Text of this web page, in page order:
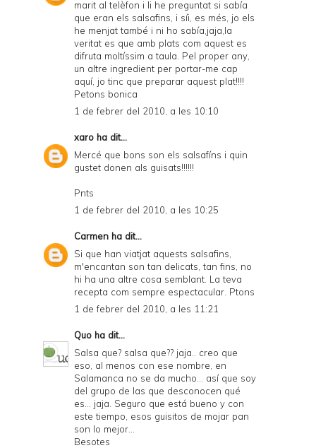
marit al telèfon i li he preguntat si sabía
que eran els salsafins, i síi, es més, jo els
he menjat també i ni ho sabía,jaja,la
veritat es que amb plats com aquest es
difruta moltíssim a taula. Pel proper any,
un altre ingredient per portar-me cap
aquí, jo tinc que preparar aquest plat!!!!
Petons bonica
1 de febrer del 2010, a les 10:10
xaro ha dit...
Mercé que bons son els salsafíns i quin
gustet donen als guisats!!!!!!
Pnts
1 de febrer del 2010, a les 10:25
Carmen ha dit...
Si que han viatjat aquests salsafins,
m'encantan son tan delicats, tan fins, no
hi ha una altre cosa semblant. La teva
recepta com sempre espectacular. Ptons
1 de febrer del 2010, a les 11:21
Quo ha dit...
Salsa que? salsa que?? jaja.. creo que
eso, al menos con ese nombre, en
Salamanca no se da mucho... así que soy
del grupo de las que desconocen qué
es... jaja. Seguro que está bueno y con
este tiempo, esos guisitos de mojar pan
son lo mejor...
Besotes